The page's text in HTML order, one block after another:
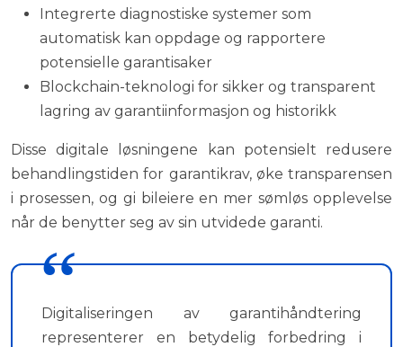
Integrerte diagnostiske systemer som
automatisk kan oppdage og rapportere
potensielle garantisaker
Blockchain-teknologi for sikker og transparent
lagring av garantiinformasjon og historikk
Disse digitale løsningene kan potensielt redusere
behandlingstiden for garantikrav, øke transparensen
i prosessen, og gi bileiere en mer sømløs opplevelse
når de benytter seg av sin utvidede garanti.
Digitaliseringen av garantihåndtering
representerer en betydelig forbedring i